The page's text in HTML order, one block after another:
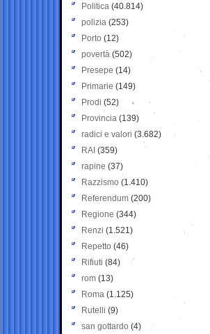
Politica (40.814)
polizia (253)
Porto (12)
povertà (502)
Presepe (14)
Primarie (149)
Prodi (52)
Provincia (139)
radici e valori (3.682)
RAI (359)
rapine (37)
Razzismo (1.410)
Referendum (200)
Regione (344)
Renzi (1.521)
Repetto (46)
Rifiuti (84)
rom (13)
Roma (1.125)
Rutelli (9)
san gottardo (4)